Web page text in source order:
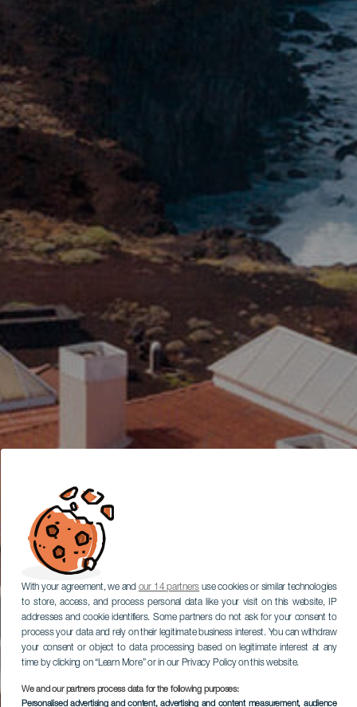
With your agreement, we and our 14 partners use cookies or similar technologies
to store, access, and process personal data like your visit on this website, IP
addresses and cookie identifiers. Some partners do not ask for your consent to
process your data and rely on their legitimate business interest. You can withdraw
your consent or object to data processing based on legitimate interest at any
time by clicking on “Learn More” or in our Privacy Policy on this website.
We and our partners process data for the following purposes:
Personalised advertising and content, advertising and content measurement, audience